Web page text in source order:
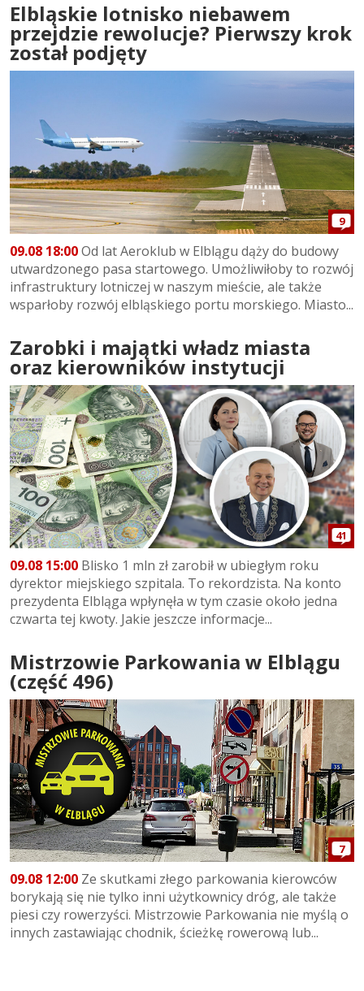
Elbląskie lotnisko niebawem
przejdzie rewolucje? Pierwszy krok
został podjęty
9
09.08 18:00Od lat Aeroklub w Elblągu dąży do budowy
utwardzonego pasa startowego. Umożliwiłoby to rozwój
infrastruktury lotniczej w naszym mieście, ale także
wsparłoby rozwój elbląskiego portu morskiego. Miasto...
Zarobki i majątki władz miasta
oraz kierowników instytucji
41
09.08 15:00 Blisko 1 mln zł zarobił w ubiegłym roku
dyrektor miejskiego szpitala. To rekordzista. Na konto
prezydenta Elbląga wpłynęła w tym czasie około jedna
czwarta tej kwoty. Jakie jeszcze informacje...
Mistrzowie Parkowania w Elblągu
(część 496)
7
09.08 12:00 Ze skutkami złego parkowania kierowców
borykają się nie tylko inni użytkownicy dróg, ale także
piesi czy rowerzyści. Mistrzowie Parkowania nie myślą o
innych zastawiając chodnik, ścieżkę rowerową lub...